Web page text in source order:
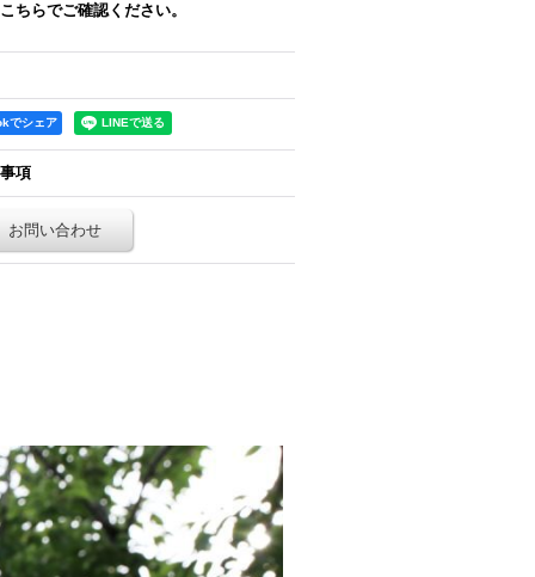
ちらでご確認ください。
でシェア
項
お問い合わせ